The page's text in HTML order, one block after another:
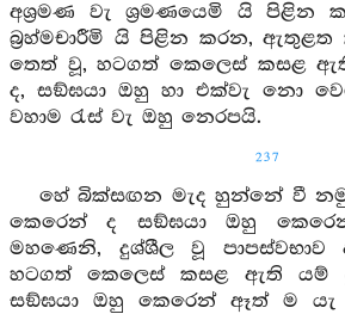
අශ්‍රමණ වැ ශ්‍රමණයෙමි යි පිළින
බ්‍රහ්මචාරීමි යි පිළින කරන, ඇතුළත
තෙත් වූ, හටගත් කෙලෙස් කසළ
ද, සඞ්ඝයා ඔහු හා එක්වැ නො
වහාම රැස් වැ ඔහු නෙරපයි.
237
හේ බික්සඟන මැද හුන්නේ වී
කෙරෙන් ද සඞ්ඝයා ඔහු
මහණෙනි, දුශ්ශීල වූ පාපස්වභාව
හටගත් කෙලෙස් කසළ ඇති යම්
සඞ්ඝයා ඔහු කෙරෙන් ඈත් ම